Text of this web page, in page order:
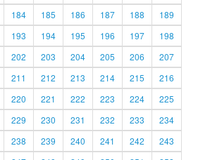
184 185 186 187 188
189
193 194 195 196 197
198
202 203 204 205 206
207
211 212 213 214 215
216
220 221 222 223 224
225
229 230 231 232 233
234
238 239 240 241 242
243